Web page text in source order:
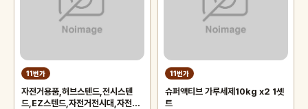
11번가
자전거용품,허브스텐드,전시스텐
드,EZ스텐드,자전거전시대,자전거
11번가
슈퍼액티브 가루세제10kg x2 1셋
트